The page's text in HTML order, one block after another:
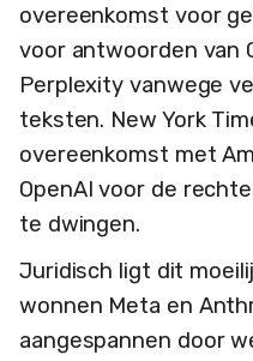
overeenkomst voor
voor antwoorden van
Perplexity vanwege
teksten. New York
overeenkomst met
OpenAI voor de
te dwingen.
Juridisch ligt dit
wonnen Meta en
aangespannen door